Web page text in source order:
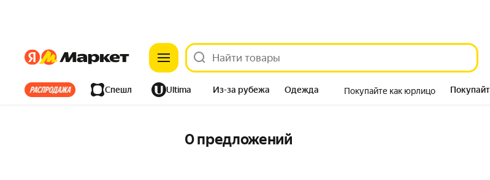
ЯндексЯндекс
Все хиты Спешл Ultima Из-за рубежа Одежда Покупайте как юрлицо
0 предложений